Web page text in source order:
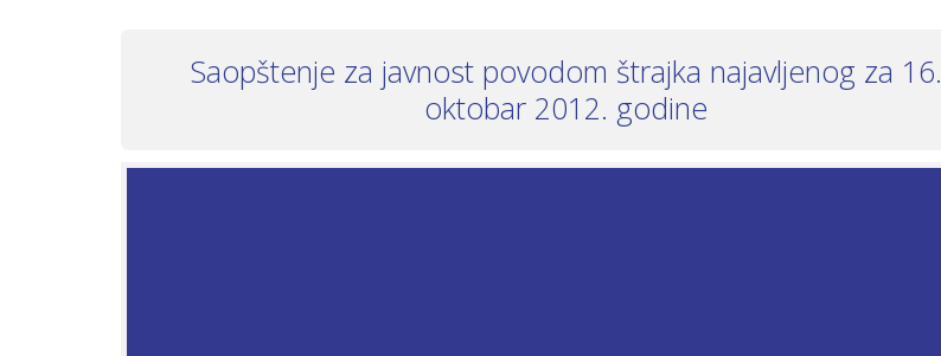
Saopštenje za javnost povodom štrajka najavljenog za 16.
oktobar 2012. godine